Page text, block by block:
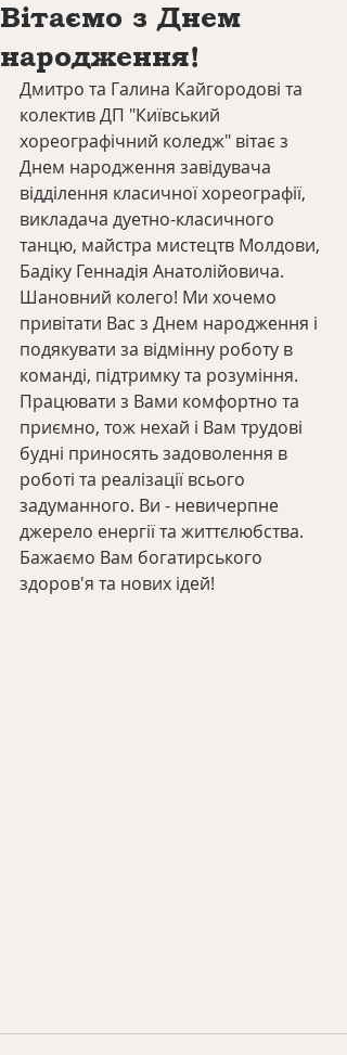
Вітаємо з Днем
народження!
Дмитро та Галина Кайгородові та
колектив ДП "Київський
хореографічний коледж" вітає з
Днем народження завідувача
відділення класичної хореографії,
викладача дуетно-класичного
танцю, майстра мистецтв Молдови,
Бадіку Геннадія Анатолійовича.
Шановний колего! Ми хочемо
привітати Вас з Днем народження і
подякувати за відмінну роботу в
команді, підтримку та розуміння.
Працювати з Вами комфортно та
приємно, тож нехай і Вам трудові
будні приносять задоволення в
роботі та реалізації всього
задуманного. Ви - невичерпне
джерело енергії та життєлюбства.
Бажаємо Вам богатирського
здоров'я та нових ідей!